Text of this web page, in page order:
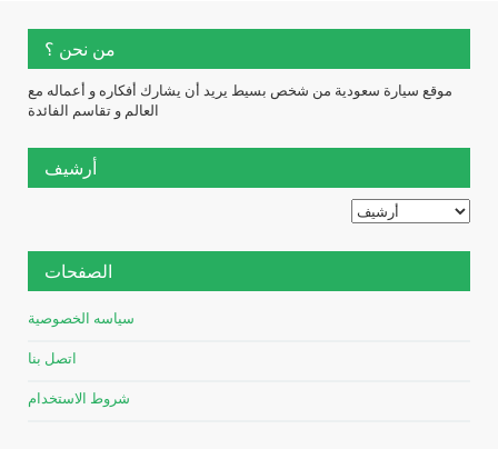
من نحن ؟
موقع سيارة سعودية من شخص بسيط يريد أن يشارك أفكاره و أعماله مع
العالم و تقاسم الفائدة
أرشيف
الصفحات
سياسه الخصوصية
اتصل بنا
شروط الاستخدام